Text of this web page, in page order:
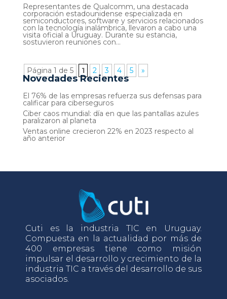
Representantes de Qualcomm, una destacada
corporación estadounidense especializada en
semiconductores, software y servicios relacionados
con la tecnología inalámbrica, llevaron a cabo una
visita oficial a Uruguay. Durante su estancia,
sostuvieron reuniones con...
Página 1 de 5 1 2 3 4 5 »
Novedades Recientes
El 76% de las empresas refuerza sus defensas para
calificar para ciberseguros
Ciber caos mundial: día en que las pantallas azules
paralizaron al planeta
Ventas online crecieron 22% en 2023 respecto al
año anterior
Cuti es la industria TIC en Uruguay.
Compuesta en la actualidad por más de
400 empresas tiene como misión
impulsar el desarrollo y crecimiento de la
industria TIC a través del desarrollo de sus
asociados.